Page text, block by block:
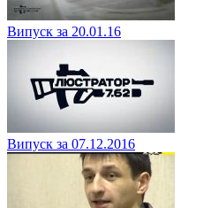
Випуск за 20.01.16
Випуск за 07.12.2016